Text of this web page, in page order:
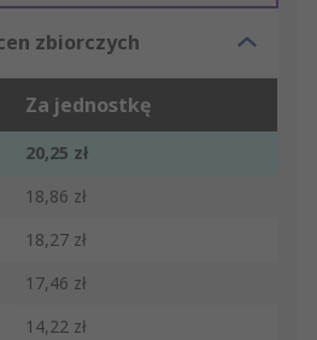
zbiorczych
Za jednostkę
20,25 zł
18,86 zł
18,27 zł
17,46 zł
14,22 zł